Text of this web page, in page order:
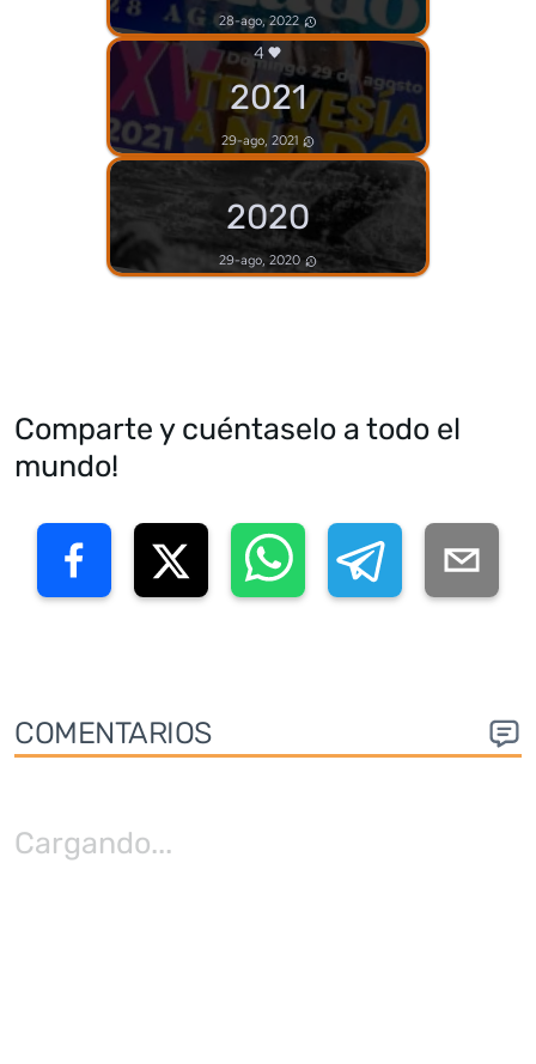
28-ago, 2022
4
2021
29-ago, 2021
2020
29-ago, 2020
Comparte y cuéntaselo a todo el
mundo!
COMENTARIOS
Cargando...